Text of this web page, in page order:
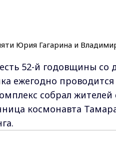
52-й годовщины со
ежегодно
собрал жителей
космонавта